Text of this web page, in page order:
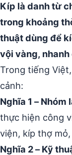
Kíp là danh từ
trong khoảng
thuật dùng để
vội vàng, nhanh
Trong tiếng Việt,
cảnh:
Nghĩa 1 – Nhóm
thực hiện công
viện, kíp thợ
Nghĩa 2 – Kỹ